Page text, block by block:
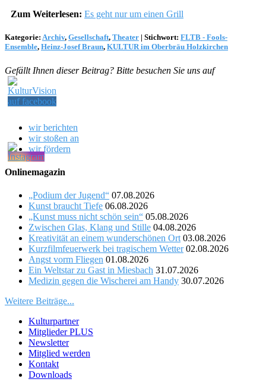
Zum Weiterlesen: Es geht nur um einen Grill
Kategorie: Archiv, Gesellschaft, Theater | Stichwort: FLTB - Fools-
Ensemble, Heinz-Josef Braun, KULTUR im Oberbräu Holzkirchen
Gefällt Ihnen dieser Beitrag? Bitte besuchen Sie uns auf
wir berichten
wir stoßen an
wir fördern
Onlinemagazin
„Podium der Jugend“ 07.08.2026
Kunst braucht Tiefe 06.08.2026
„Kunst muss nicht schön sein“ 05.08.2026
Zwischen Glas, Klang und Stille 04.08.2026
Kreativität an einem wunderschönen Ort 03.08.2026
Kurzfilmfeuerwerk bei tragischem Wetter 02.08.2026
Angst vorm Fliegen 01.08.2026
Ein Weltstar zu Gast in Miesbach 31.07.2026
Medizin gegen die Wischerei am Handy 30.07.2026
Weitere Beiträge...
Kulturpartner
Mitglieder PLUS
Newsletter
Mitglied werden
Kontakt
Downloads